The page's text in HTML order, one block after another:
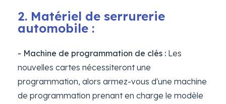
2. Matériel de serrurerie
automobile :
- Machine de programmation de clés : Les
nouvelles cartes nécessiteront une
programmation, alors armez-vous d'une machine
de programmation prenant en charge le modèle